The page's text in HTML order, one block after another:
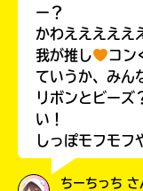
ー？
かわえええええ
我が推し
コン
ていうか、みん
リボンとビーズ
い！
しっぽモフモフ
ちーちっち